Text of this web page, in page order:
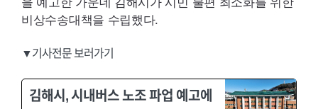
비상수송대책을 수립했다.
▼기사전문 보러가기
김해시, 시내버스 노조 파업 예고에